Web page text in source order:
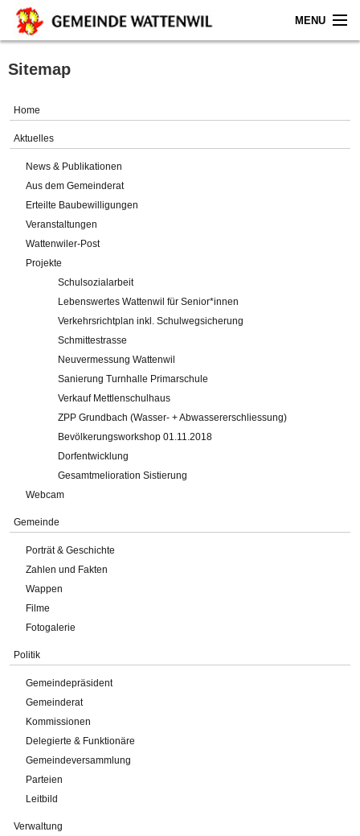
MENU
Home
Gemeinde
Verwaltung
Online-Service
Impressum
Sitemap
Home
Aktuelles
News & Publikationen
Aus dem Gemeinderat
Erteilte Baubewilligungen
Veranstaltungen
Wattenwiler-Post
Projekte
Schulsozialarbeit
Lebenswertes Wattenwil für Senior*innen
Verkehrsrichtplan inkl. Schulwegsicherung
Schmittestrasse
Neuvermessung Wattenwil
Sanierung Turnhalle Primarschule
Verkauf Mettlenschulhaus
ZPP Grundbach (Wasser- + Abwassererschliessung)
Bevölkerungsworkshop 01.11.2018
Dorfentwicklung
Gesamtmelioration Sistierung
Webcam
Gemeinde
Porträt & Geschichte
Zahlen und Fakten
Wappen
Filme
Fotogalerie
Politik
Gemeindepräsident
Gemeinderat
Kommissionen
Delegierte & Funktionäre
Gemeindeversammlung
Parteien
Leitbild
Verwaltung